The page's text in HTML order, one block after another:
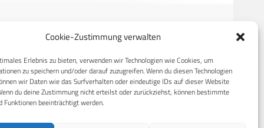
Cookie-Zustimmung verwalten
Erlebnis zu bieten, verwenden wir Technologien wie Cookies, um
zu speichern und/oder darauf zuzugreifen. Wenn du diesen Technologien
wir Daten wie das Surfverhalten oder eindeutige IDs auf dieser Website
du deine Zustimmung nicht erteilst oder zurückziehst, können bestimmte
Funktionen beeinträchtigt werden.
RECHTLICHES
Datenschutzerklärung
Cookie-Richtlinie (EU)